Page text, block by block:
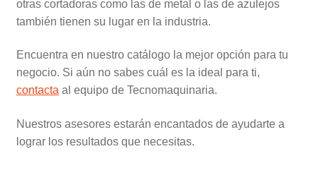
otras cortadoras como las de metal o las de azulejos
también tienen su lugar en la industria.
Encuentra en nuestro catálogo la mejor opción para tu
negocio. Si aún no sabes cuál es la ideal para ti,
contactaal equipo de Tecnomaquinaria.
Nuestros asesores estarán encantados de ayudarte a
lograr los resultados que necesitas.